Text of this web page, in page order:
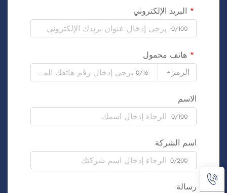
البريد الإلكتروني
0/100
هاتف محمول
الرمز
0/16
الاسم
0/100
اسم الشركة
0/200
رسالة